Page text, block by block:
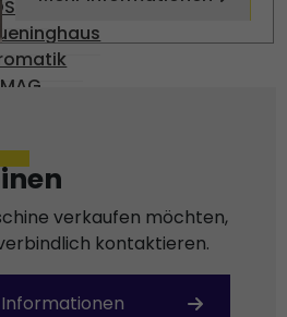
DRIVE AG
verkaufen möchten,
kontaktieren.